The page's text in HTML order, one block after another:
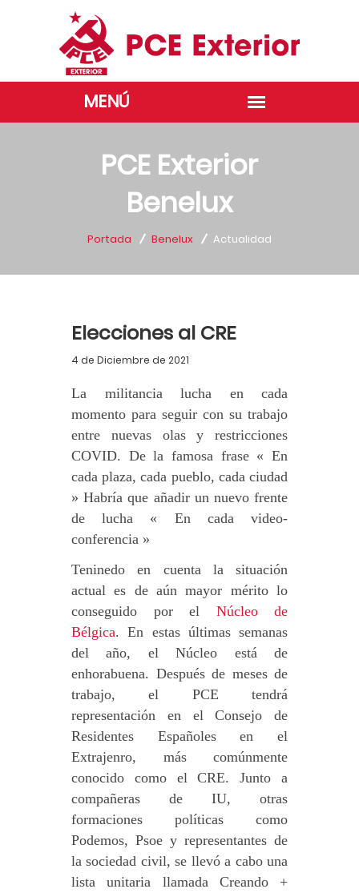
PCE Exterior
Benelux
Portada Benelux Actualidad
Elecciones al CRE
4 de Diciembre de 2021
La militancia lucha en cada
momento para seguir con su trabajo
entre nuevas olas y restricciones
COVID. De la famosa frase « En
cada plaza, cada pueblo, cada ciudad
» Habría que añadir un nuevo frente
de lucha « En cada video-
conferencia »
Teninedo en cuenta la situación
actual es de aún mayor mérito lo
conseguido por el Núcleo de
Bélgica. En estas últimas semanas
del año, el Núcleo está de
enhorabuena. Después de meses de
trabajo, el PCE tendrá
representación en el Consejo de
Residentes Españoles en el
Extrajenro, más comúnmente
conocido como el CRE. Junto a
compañeras de IU, otras
formaciones políticas como
Podemos, Psoe y representantes de
la sociedad civil, se llevó a cabo una
lista unitaria llamada Creando +